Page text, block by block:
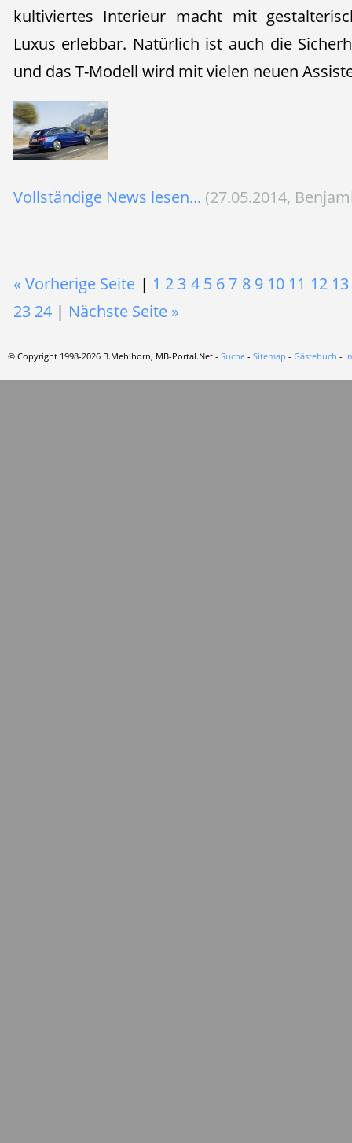
kultiviertes Interieur macht mit
Luxus erlebbar. Natürlich ist auch die
und das T-Modell wird mit vielen neuen
Vollständige News lesen... (27.05.2014,
« Vorherige Seite | 1 2 3 4 5 6 7 8 9 10 11 12 13
23 24| Nächste Seite »
© Copyright 1998-2026 B.Mehlhorn, MB-Portal.Net - Suche - Sitemap - Gästebuch -